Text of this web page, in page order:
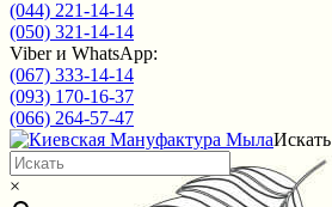
(044) 221-14-14
(050) 321-14-14
Viber и WhatsApp:
(067) 333-14-14
(093) 170-16-37
(066) 264-57-47
Искать
×